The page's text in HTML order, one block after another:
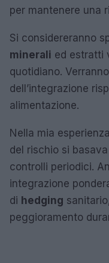
per mantenere una
Si considereranno
minerali ed estratti
quotidiano.
dell’integrazione
alimentazione.
Nella mia
del rischio si
controlli periodici.
integrazione
di hedging
peggioramento